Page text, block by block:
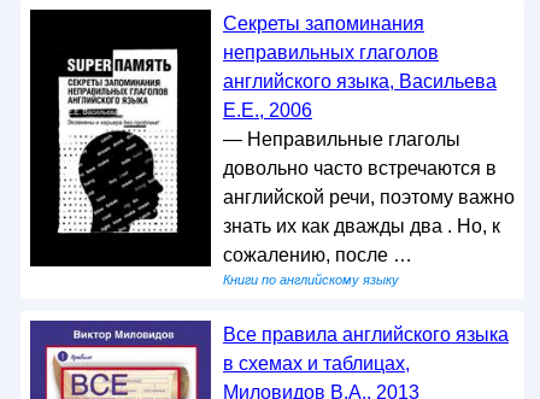
Секреты запоминания
неправильных глаголов
английского языка, Васильева
Е.Е., 2006
— Неправильные глаголы
довольно часто встречаются в
английской речи, поэтому важно
знать их как дважды два . Но, к
сожалению, после …
Книги по английскому языку
Все правила английского языка
в схемах и таблицах,
Миловидов В.А., 2013